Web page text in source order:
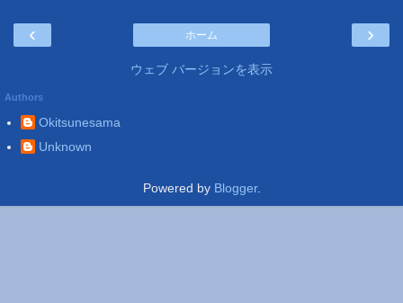
‹ ›
ホーム
ウェブ バージョンを表示
Authors
Okitsunesama
Unknown
Powered by Blogger.